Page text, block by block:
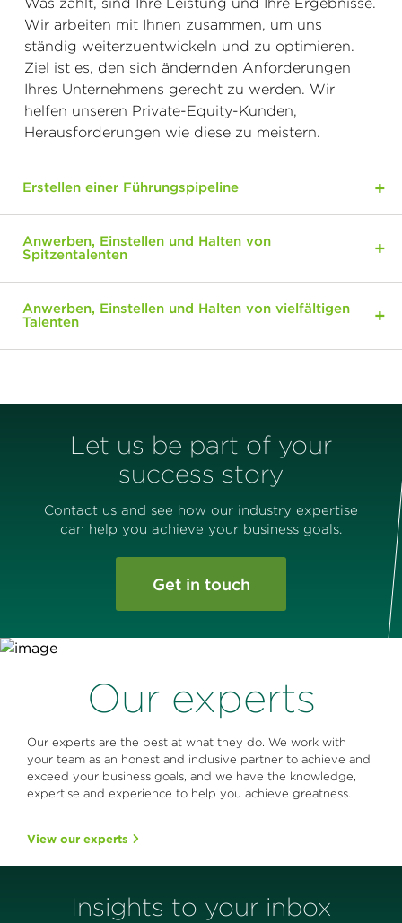
Wir arbeiten mit Ihnen zusammen, um uns
ständig weiterzuentwickeln und zu optimieren.
Ziel ist es, den sich ändernden Anforderungen
Ihres Unternehmens gerecht zu werden. Wir
helfen unseren Private-Equity-Kunden,
Herausforderungen wie diese zu meistern.
Erstellen einer Führungspipeline
Anwerben, Einstellen und Halten von
Spitzentalenten
Anwerben, Einstellen und Halten von vielfältigen
Talenten
Let us be part of your
success story
Contact us and see how our industry expertise
can help you achieve your business goals.
Get in touch
Our experts
Our experts are the best at what they do. We work with
your team as an honest and inclusive partner to achieve and
exceed your business goals, and we have the knowledge,
expertise and experience to help you achieve greatness.
View our experts
Insights to your inbox